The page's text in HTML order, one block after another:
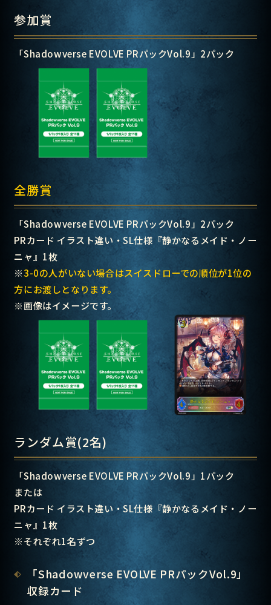
参加賞
「Shadowverse EVOLVE PRパックVol.9」2パック
全勝賞
「Shadowverse EVOLVE PRパックVol.9」2パック
PRカード イラスト違い・SL仕様『静かなるメイド・ノー
ニャ』1枚
※3-0の人がいない場合はスイスドローでの順位が1位の
方にお渡しとなります。
※画像はイメージです。
ランダム賞(2名)
「Shadowverse EVOLVE PRパックVol.9」1パック
または
PRカード イラスト違い・SL仕様『静かなるメイド・ノー
ニャ』1枚
※それぞれ1名ずつ
「Shadowverse EVOLVE PRパックVol.9」
収録カード